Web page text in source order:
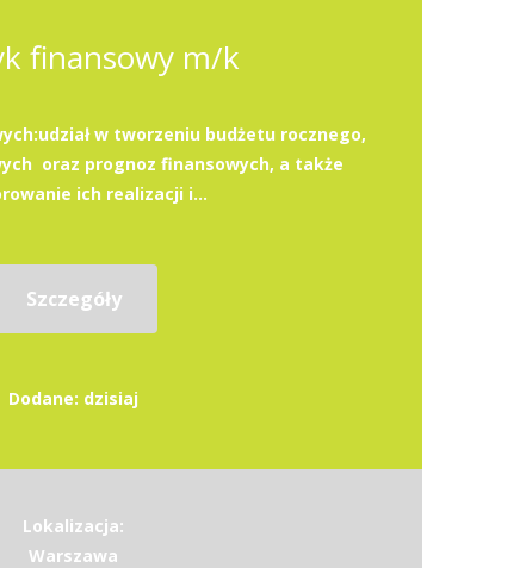
finansowy m/k
w tworzeniu budżetu rocznego,
oraz prognoz finansowych, a także
ich realizacji i...
Szczegóły
Dodane: dzisiaj
Lokalizacja:
Warszawa